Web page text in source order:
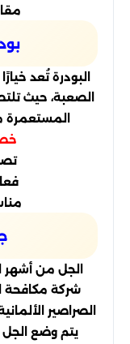
البودرة تُعد
الصعبة، حيث
الجل من أشهر
شركة مكافحة
الصراصير
يتم وضع الجل